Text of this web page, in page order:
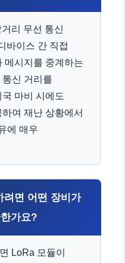
리 무선 통신
바이스 간 직접
메시지를 중계하는
신 거리를
마비 시에도
여 재난 상황에서
에 매우
면 어떤 장비가
가요?
LoRa 모듈이